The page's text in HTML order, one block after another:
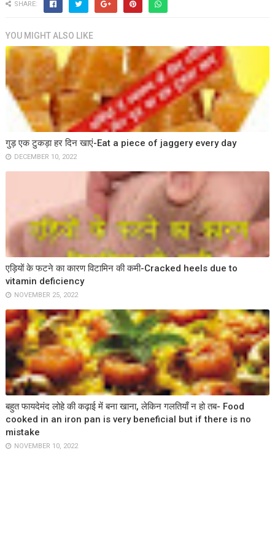
SHARE:
YOU MIGHT ALSO LIKE
गुड़ एक टुकड़ा हर दिन खाएं-Eat a piece of jaggery every day
DECEMBER 10, 2022
एड़ियों के फटने का कारण विटामिन की कमी-Cracked heels due to
vitamin deficiency
NOVEMBER 25, 2022
बहुत फायदेमंद लोहे की कढ़ाई में बना खाना, लेकिन गलतियाँ न हो तब- Food
cooked in an iron pan is very beneficial but if there is no
mistake
NOVEMBER 10, 2022